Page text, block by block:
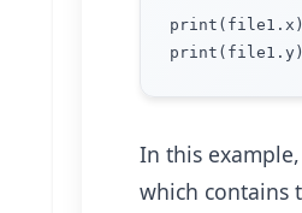
In this
which contains